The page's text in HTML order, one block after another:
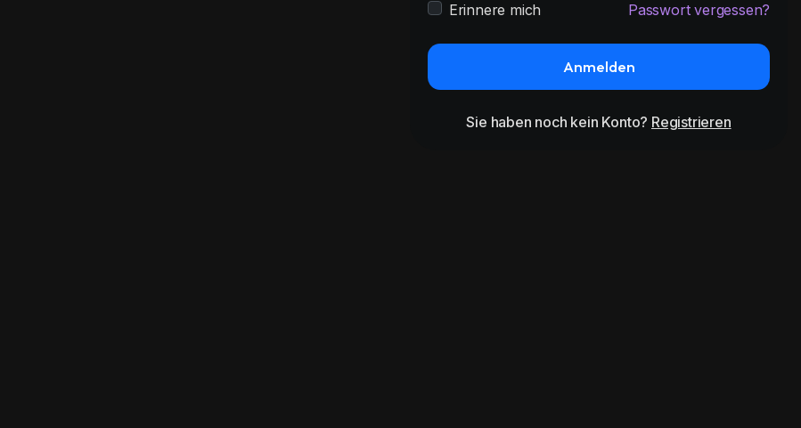
Erinnere mich Passwort vergessen?
Anmelden
Sie haben noch kein Konto? Registrieren